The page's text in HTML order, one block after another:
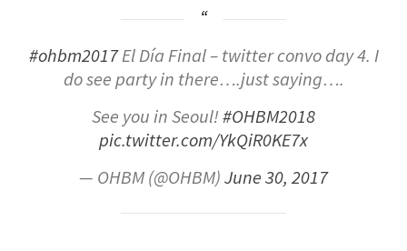
#ohbm2017El Día Final – twitter convo day 4. I
do see party in there….just saying….
See you in Seoul!#OHBM2018
pic.twitter.com/YkQiR0KE7x
— OHBM (@OHBM)June 30, 2017